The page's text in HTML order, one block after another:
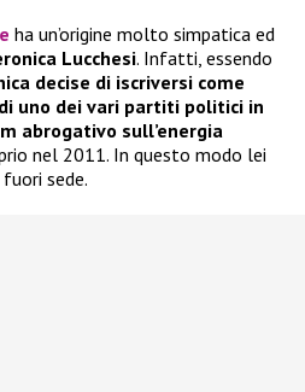
ha un’origine molto simpatica ed
Lucchesi. Infatti, essendo
decise di iscriversi come
uno dei vari partiti politici in
abrogativo sull’energia
nel 2011. In questo modo lei
sede.